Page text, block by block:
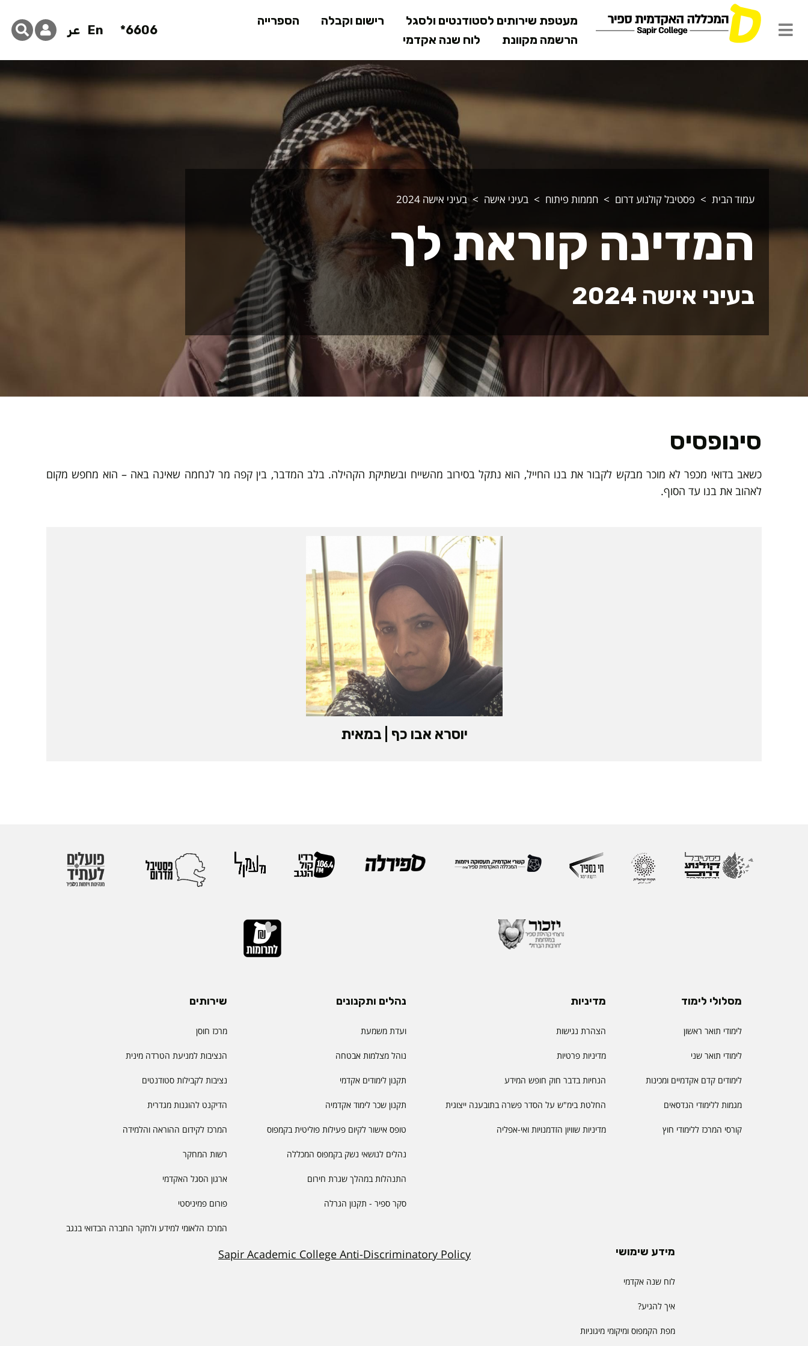
לתוכן
המרכזי
מעטפת שירותים לסטודנטים ולסגל רישום וקבלה
הספרייה
הרשמה מקוונת
לוח שנה אקדמי
6606*
En عر
המדינה קוראת לך - משתתפות חממת בעיני
עמוד הבית פסטיבל קולנוע דרום חממות פיתוח בעיני אישה בעיני אישה 2024
המדינה קוראת לך
בעיני אישה 2024
סינופסיס
כשאב בדואי מכפר לא מוכר מבקש לקבור את בנו החייל, הוא נתקל בסירוב מהשייח ובשתיקת הקהילה. בלב המדבר, בין קפה מר לנחמה שאינה באה – הוא מחפש מקום
לאהוב את בנו עד הסוף.
יוסרא אבו כף | במאית
מסלולי לימוד
לימודי תואר ראשון
לימודי תואר שני
לימודים קדם אקדמיים ומכינות
מגמות ללימודי הנדסאים
קורסי המרכז ללימודי חוץ
מדיניות
הצהרת נגישות
מדיניות פרטיות
הנחיות בדבר חוק חופש המידע
החלטת בימ"ש על הסדר פשרה בתובענה ייצוגית
מדיניות שוויון הזדמנויות ואי-אפליה
נהלים ותקנונים
ועדת משמעת
נוהל מצלמות אבטחה
תקנון לימודים אקדמי
תקנון שכר לימוד אקדמיה
טופס אישור לקיום פעילות פוליטית בקמפוס
נהלים לנושאי נשק בקמפוס המכללה
התנהלות במהלך שגרת חירום
סקר ספיר - תקנון הגרלה
שירותים
מרכז חוסן
הנציבות למניעת הטרדה מינית
נציבות לקבילות סטודנטים
הדיקנט להוגנות מגדרית
המרכז לקידום ההוראה והלמידה
רשות המחקר
ארגון הסגל האקדמי
פורום פמיניסטי
המרכז הלאומי למידע ולחקר החברה הבדואי בנגב
מידע שימושי
לוח שנה אקדמי
איך להגיע?
מפת הקמפוס ומיקומי מיגוניות
Sapir Academic College Anti-Discriminatory Policy